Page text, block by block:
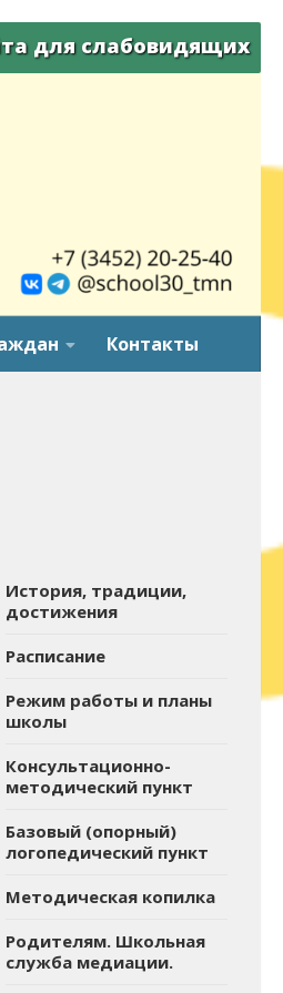
для слабовидящих
Контакты
История, традиции,
достижения
Расписание
Режим работы и планы
школы
Консультационно-
методический пункт
Базовый (опорный)
логопедический пункт
Методическая копилка
Родителям. Школьная
служба медиации.